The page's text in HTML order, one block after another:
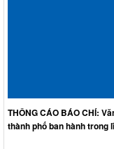
THÔNG CÁO BÁO CHÍ:
thành phố ban hành